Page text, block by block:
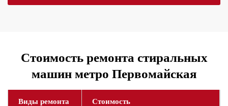
Стоимость ремонта стиральных
машин метро Первомайская
Стоимость
Виды ремонта